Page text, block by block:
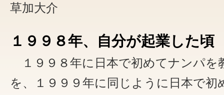
草加大介
１９９８年、自分が起業した頃
１９９８年に日本で初めてナンパを
を、１９９９年に同じように日本で初